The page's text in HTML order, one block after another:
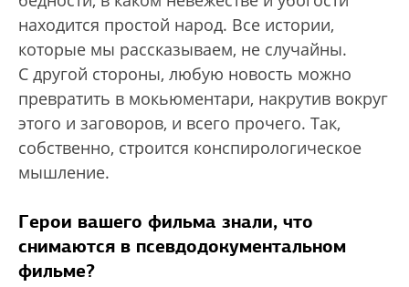
находится простой народ. Все истории,
которые мы рассказываем, не случайны.
С другой стороны, любую новость можно
превратить в мокьюментари, накрутив вокруг
этого и заговоров, и всего прочего. Так,
собственно, строится конспирологическое
мышление.
Герои вашего фильма знали, что
снимаются в псевдодокументальном
фильме?